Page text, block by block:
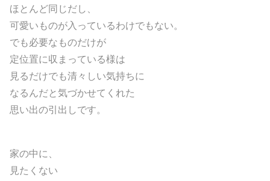
ほとんど同じだし、
可愛いものが入っているわけでもない。
でも必要なものだけが
定位置に収まっている様は
見るだけでも清々しい気持ちに
なるんだと気づかせてくれた
思い出の引出しです。
家の中に、
見たくない